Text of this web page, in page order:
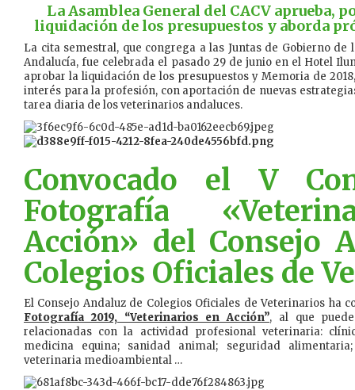
La Asamblea General del CACV aprueba,
liquidación de los presupuestos y aborda
La cita semestral, que congrega a las Juntas de Gobierno de
Andalucía, fue celebrada el pasado 29 de junio en el Hotel
aprobar la liquidación de los presupuestos y Memoria de
interés para la profesión, con aportación de nuevas
tarea diaria de los veterinarios andaluces.
Convocado el V
Fotografía
Acción» del Consejo
Colegios Oficiales de
El Consejo Andaluz de Colegios Oficiales de Veterinarios ha
Fotografía 2019, “Veterinarios en Acción”, al que
relacionadas con la actividad profesional veterinaria:
medicina equina; sanidad animal; seguridad
veterinaria medioambiental …